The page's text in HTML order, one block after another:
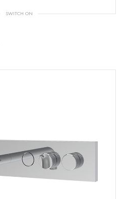
SWITCH ON